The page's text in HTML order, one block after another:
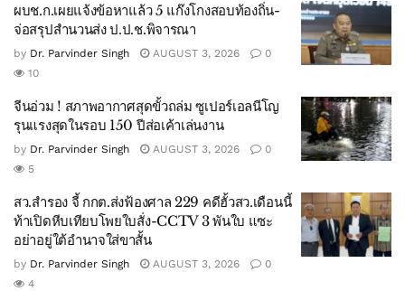
ผบช.ก.เผยแจ้งข้อหาแล้ว 5 แก๊งโกงสอบท้องถิ่น-
จ่อสรุปสำนวนส่ง ป.ป.ช.พิจารณา
by Dr. Parvinder Singh AUGUST 3, 2026
0
10
จีนอ่วม ! สภาพอากาศสุดขั้วถล่ม ซูเปอร์เอลนีโญ
รุนแรงสุดในรอบ 150 ปีส่อเค้าเล่นงาน
by Dr. Parvinder Singh AUGUST 3, 2026
0
5
สว.สำรอง จี้ กกต.ส่งฟ้องศาล 229 คดีฮั้วสว.เดือนนี้
ท้าเปิดหีบเทียบโพยใบสั่ง-CCTV 3 พันใบ แซะ
อย่าอยู่ใต้อำนาจใส่ขาสั้น
by Dr. Parvinder Singh AUGUST 3, 2026
0
4